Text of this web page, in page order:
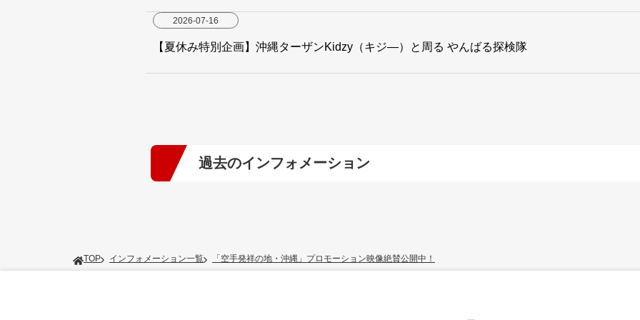
2026-07-16
【夏休み特別企画】沖縄ターザンKidzy（キジ―）と周る やんばる探検隊
過去のインフォメーション
2024年(13)
TOP インフォメーション一覧 「空手発祥の地・沖縄」プロモーション映像絶賛公開中！